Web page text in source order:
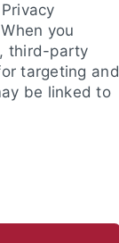
you
third-party
targeting and
be linked to